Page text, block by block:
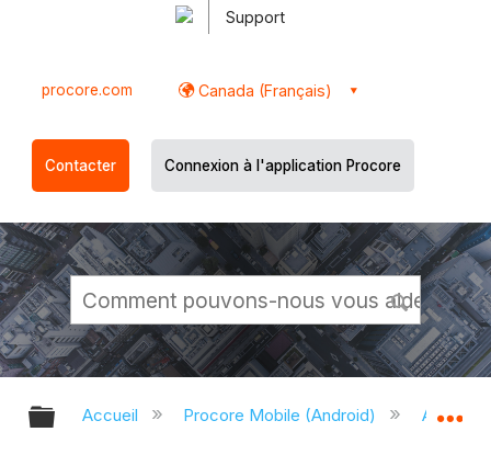
Support
procore.com Canada (Français)
Contacter Connexion à l'application Procore
Développer/réduire la hiérarchie
Accueil Procore Mobile (Android)